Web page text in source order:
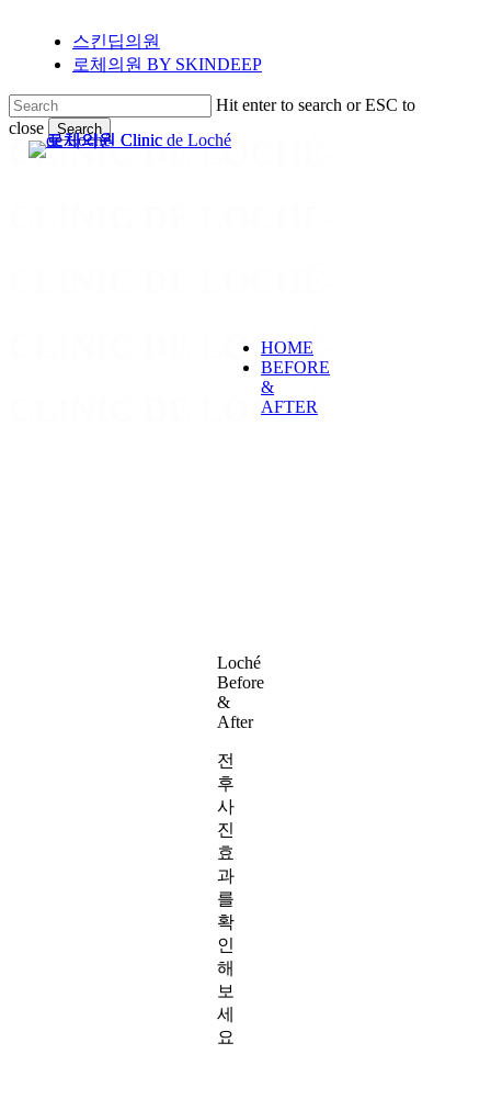
스킨딥의원
로체의원 BY SKINDEEP
Hit enter to search or ESC to
close
Search
Close
HOME
BEFORE
&
AFTER
Loché
Before
&
After
전
후
사
진
효
과
를
확
인
해
보
세
요
CLINIC DE LOCHÉ
CLINIC DE LOCHÉ
CLINIC DE LOCHÉ